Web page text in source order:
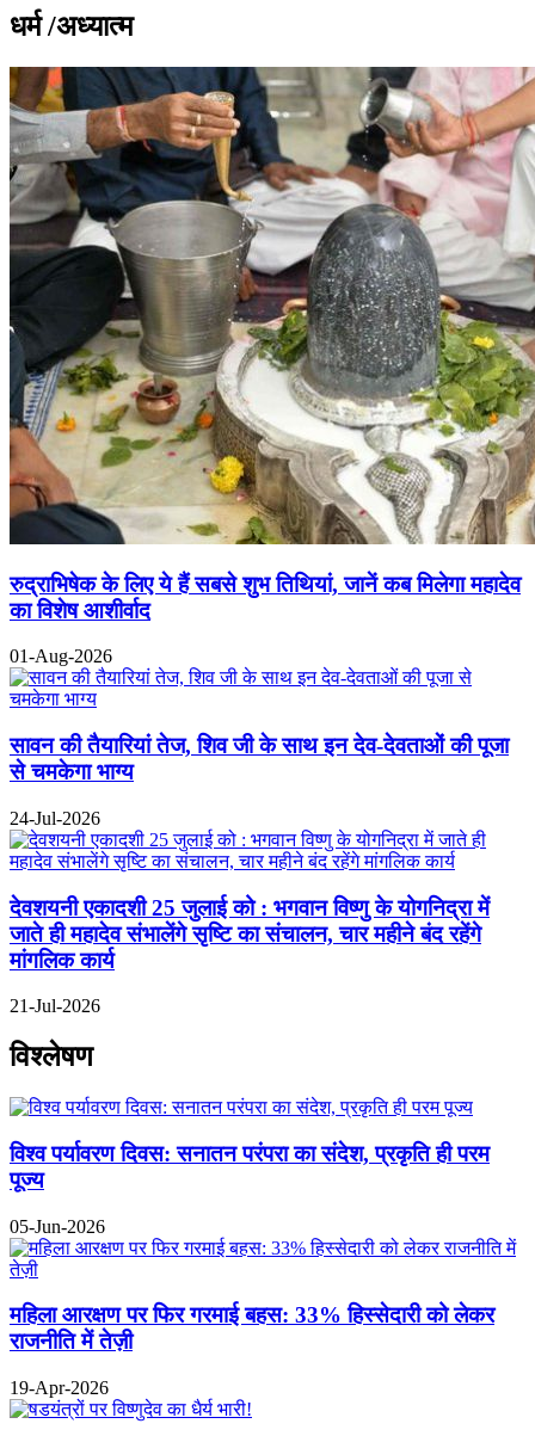
धर्म /अध्यात्म
रुद्राभिषेक के लिए ये हैं सबसे शुभ तिथियां, जानें कब मिलेगा महादेव
का विशेष आशीर्वाद
01-Aug-2026
सावन की तैयारियां तेज, शिव जी के साथ इन देव-देवताओं की पूजा
से चमकेगा भाग्य
24-Jul-2026
देवशयनी एकादशी 25 जुलाई को : भगवान विष्णु के योगनिद्रा में
जाते ही महादेव संभालेंगे सृष्टि का संचालन, चार महीने बंद रहेंगे
मांगलिक कार्य
21-Jul-2026
विश्लेषण
विश्व पर्यावरण दिवस: सनातन परंपरा का संदेश, प्रकृति ही परम
पूज्य
05-Jun-2026
महिला आरक्षण पर फिर गरमाई बहस: 33% हिस्सेदारी को लेकर
राजनीति में तेज़ी
19-Apr-2026